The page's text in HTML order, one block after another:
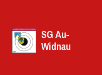
SG Au-
Widnau